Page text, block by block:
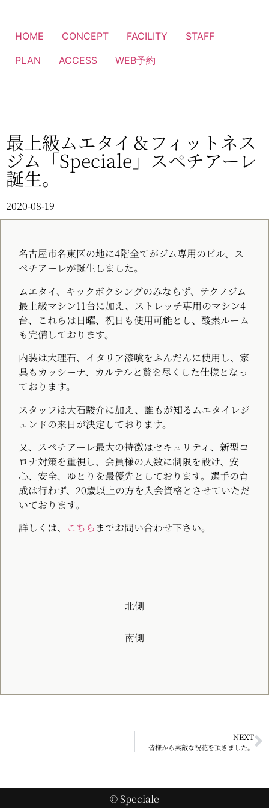
HOME CONCEPT FACILITY
STAFF
PLAN
ACCESS WEB予約
最上級ムエタイ＆フィットネス
ジム「Speciale」スペチアーレ
誕生。
2020-08-19
名古屋市名東区の地に4階全てがジム専用のビル、ス
ペチアーレが誕生しました。
ムエタイ、キックボクシングのみならず、テクノジム
最上級マシン11台に加え、ストレッチ専用のマシン4
台、これらは日曜、祝日も使用可能とし、酸素ルーム
も完備しております。
内装は大理石、イタリア漆喰をふんだんに使用し、家
具もカッシーナ、カルテルと贅を尽くした仕様となっ
ております。
スタッフは大石駿介に加え、誰もが知るムエタイレジ
ェンドの来日が決定しております。
又、スペチアーレ最大の特徴はセキュリティ、新型コ
ロナ対策を重視し、会員様の人数に制限を設け、安
心、安全、ゆとりを最優先としております。選手の育
成は行わず、20歳以上の方を入会資格とさせていただ
いております。
詳しくは、
こちらまでお問い合わせ下さい。
北側
南側
NEXT
皆様から素敵な祝花を頂きました。
© Speciale